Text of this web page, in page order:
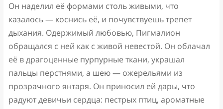
Он наделил её формами столь живыми, что
казалось — коснись её, и почувствуешь трепет
дыхания. Одержимый любовью, Пигмалион
обращался с ней как с живой невестой. Он облачал
её в драгоценные пурпурные ткани, украшал
пальцы перстнями, а шею — ожерельями из
прозрачного янтаря. Он приносил ей дары, что
радуют девичьи сердца: пестрых птиц, ароматные